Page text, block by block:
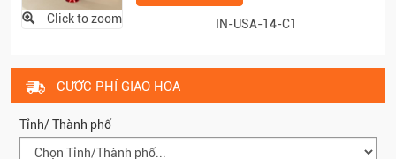
Click to zoom IN-USA-14-C1
CƯỚC PHÍ GIAO HOA
Tỉnh/ Thành phố